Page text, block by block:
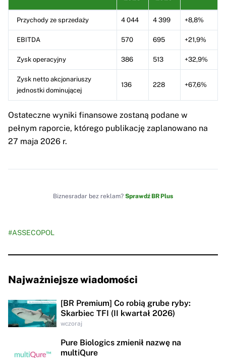
Przychody ze sprzedaży 4 044 4 399 +8,8%
EBITDA 570 695 +21,9%
Zysk operacyjny 386 513 +32,9%
Zysk netto akcjonariuszy
jednostki dominującej
136 228 +67,6%
Ostateczne wyniki finansowe zostaną podane w
pełnym raporcie, którego publikację zaplanowano na
27 maja 2026 r.
Biznesradar bez reklam? Sprawdź BR Plus
#ASSECOPOL
Najważniejsze wiadomości
[BR Premium] Co robią grube ryby:
Skarbiec TFI (II kwartał 2026)
wczoraj
Pure Biologics zmienił nazwę na
multiQure